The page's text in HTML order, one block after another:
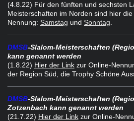
(4.8.22) Für den fünften und sechsten
Meisterschaften im Norden sind hier
Nennung: Samstag und Sonntag
DMSB-Slalom-Meisterschaften
kann genannt werden
(1.8.22) Hier der Link zur Online-
der Region Süd, die Trophy Schöne
DMSB-Slalom-Meisterschaften
Zotzenbach kann genannt werden
(21.7.22) Hier der Link zur Online-